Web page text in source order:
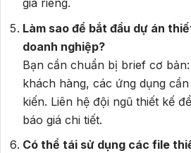
giá riêng.
Làm sao để bắt đầu dự án
doanh nghiệp?
Bạn cần chuẩn bị brief cơ
khách hàng, các ứng dụng
kiến. Liên hệ đội ngũ thiết kế
báo giá chi tiết.
Có thể tái sử dụng các file